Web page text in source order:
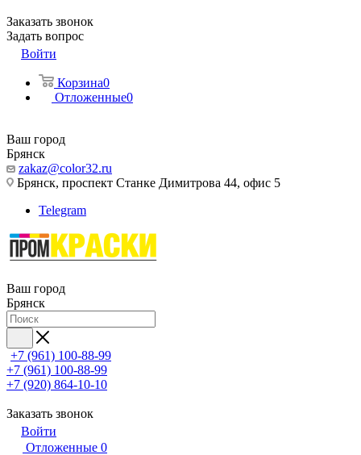
Заказать звонок
Задать вопрос
Войти
Корзина0
Отложенные0
Ваш город
Брянск
zakaz@color32.ru
Брянск, проспект Станке Димитрова 44, офис 5
Telegram
Ваш город
Брянск
+7 (961) 100-88-99
+7 (961) 100-88-99
+7 (920) 864-10-10
Заказать звонок
Войти
Отложенные 0